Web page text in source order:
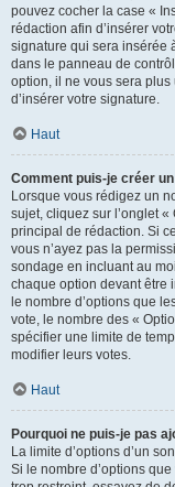
pouvez cocher la case «
rédaction afin d’insérer
signature qui sera insérée
dans le panneau de
option, il ne vous sera
d’insérer votre signature.
Haut
Comment puis-je créer
Lorsque vous rédigez un
sujet, cliquez sur l’onglet
principal de rédaction. Si
vous n’ayez pas la
sondage en incluant au
chaque option devant être
le nombre d’options que
vote, le nombre des «
spécifier une limite de
modifier leurs votes.
Haut
Pourquoi ne puis-je pas
La limite d’options d’un
Si le nombre d’options